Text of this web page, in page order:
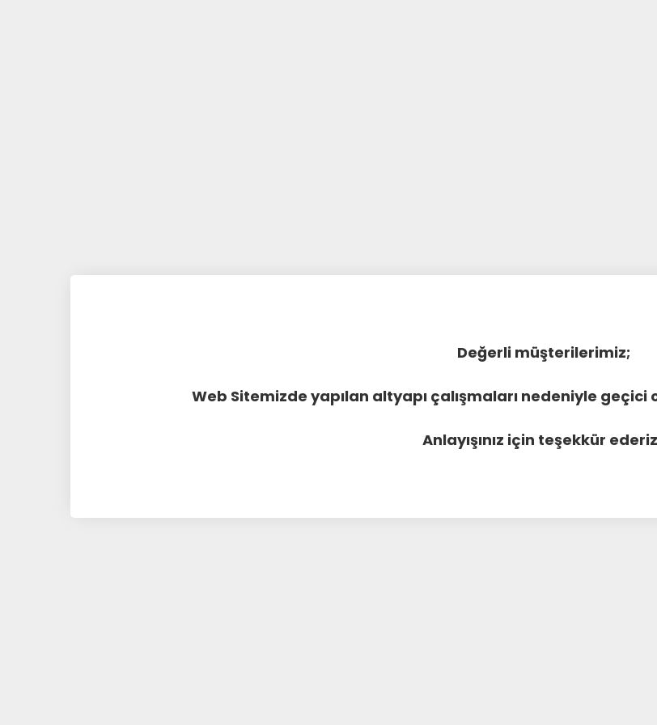
Değerli müşterilerimiz;
Web Sitemizde yapılan altyapı çalışmaları nedeniyle
Anlayışınız için teşekkür